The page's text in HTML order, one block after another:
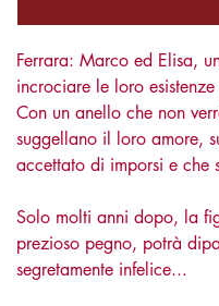
Ferrara: Marco ed Elisa,
incrociare le loro
Con un anello che non
suggellano il loro amore,
accettato di imporsi e che
Solo molti anni dopo, la
prezioso pegno, potrà
segretamente infelice...